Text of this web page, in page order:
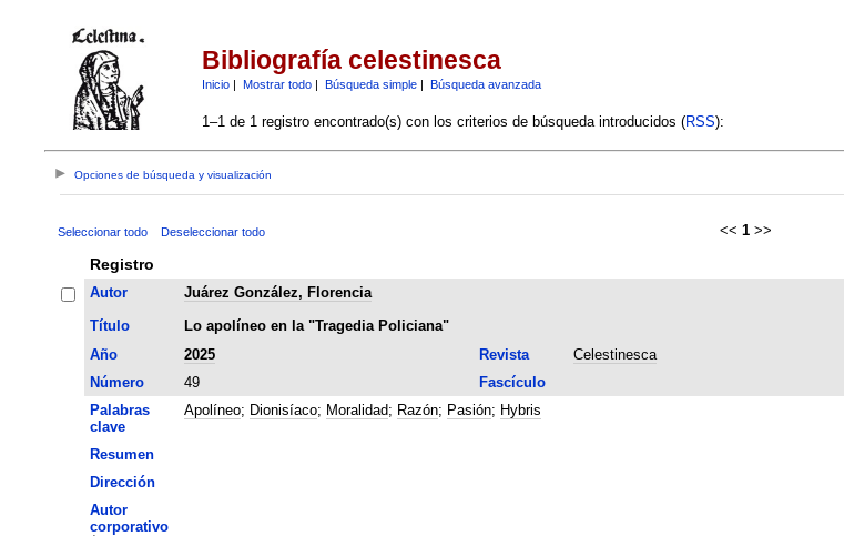
Bibliografía celestinesca
Inicio| Mostrar todo| Búsqueda simple| Búsqueda avanzada
1–1 de 1 registro encontrado(s) con los criterios de búsqueda introducidos (RSS):
Opciones de búsqueda y visualización
Seleccionar todo Deseleccionar todo << 1 >>
Registro
Autor
Juárez González, Florencia
Título
Lo apolíneo en la "Tragedia Policiana"
Año
2025 Revista Celestinesca
Número
49 Fascículo
Palabras
clave
Apolíneo; Dionisíaco; Moralidad; Razón; Pasión; Hybris
Resumen
Dirección
Autor
corporativo